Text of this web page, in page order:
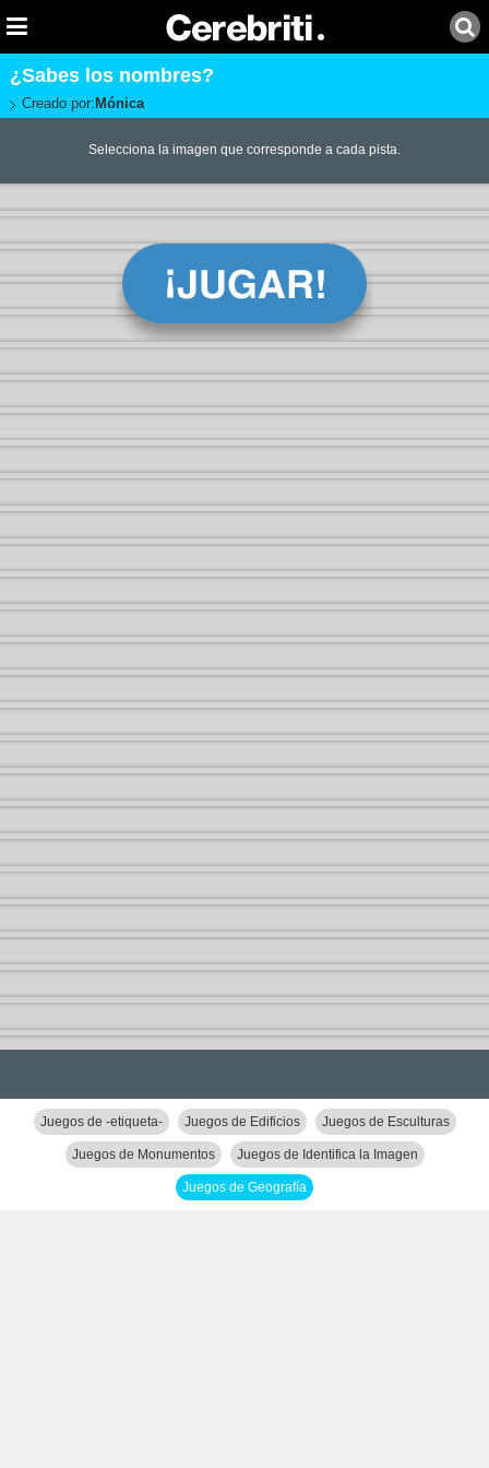
¿Sabes los nombres?
Creado por: Mónica
Selecciona la imagen que corresponde a cada pista.
Juegos de -etiqueta- Juegos de Edificios Juegos de Esculturas
Juegos de Monumentos Juegos de Identifica la Imagen
Juegos de Geografía